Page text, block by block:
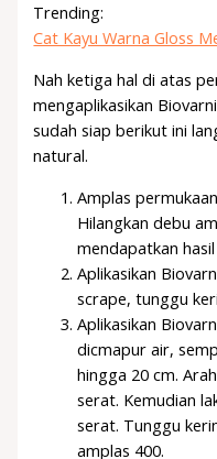
Trending:
Cat Kayu Warna Gloss
Nah ketiga hal di atas
mengaplikasikan
sudah siap berikut ini
natural.
Amplas
Hilangkan debu
mendapatkan
Aplikasikan
scrape, tunggu
Aplikasikan
dicmapur air,
hingga 20 cm.
serat. Kemudian
serat. Tunggu
amplas 400.